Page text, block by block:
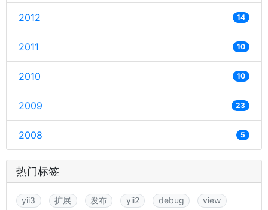
2012 14
2011 10
2010 10
2009 23
2008 5
热门标签
yii3 扩展 发布 yii2 debug view